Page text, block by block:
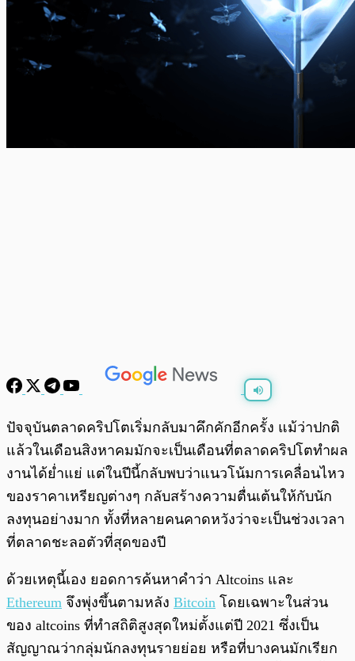
0:00 / 0:00
ปัจจุบันตลาดคริปโตเริ่มกลับมาคึกคักอีกครั้ง แม้ว่าปกติ
แล้วในเดือนสิงหาคมมักจะเป็นเดือนที่ตลาดคริปโตทำผล
งานได้ย่ำแย่ แต่ในปีนี้กลับพบว่าแนวโน้มการเคลื่อนไหว
ของราคาเหรียญต่างๆ กลับสร้างความตื่นเต้นให้กับนัก
ลงทุนอย่างมาก ทั้งที่หลายคนคาดหวังว่าจะเป็นช่วงเวลา
ที่ตลาดชะลอตัวที่สุดของปี
ด้วยเหตุนี้เอง ยอดการค้นหาคำว่า Altcoins และ
Ethereum จึงพุ่งขึ้นตามหลัง Bitcoin โดยเฉพาะในส่วน
ของ altcoins ที่ทำสถิติสูงสุดใหม่ตั้งแต่ปี 2021 ซึ่งเป็น
สัญญาณว่ากลุ่มนักลงทุนรายย่อย หรือที่บางคนมักเรียก